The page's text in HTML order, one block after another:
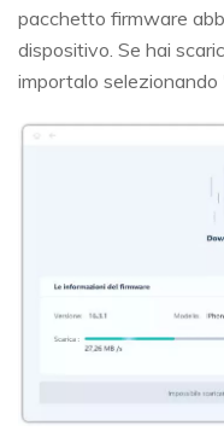
pacchetto firmware
dispositivo. Se hai
importalo